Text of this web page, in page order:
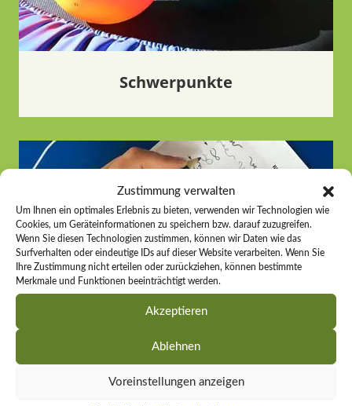
Zustimmung verwalten
Um Ihnen ein optimales Erlebnis zu bieten, verwenden wir Technologien wie
Cookies, um Geräteinformationen zu speichern bzw. darauf zuzugreifen.
Wenn Sie diesen Technologien zustimmen, können wir Daten wie das
Surfverhalten oder eindeutige IDs auf dieser Website verarbeiten. Wenn Sie
Ihre Zustimmung nicht erteilen oder zurückziehen, können bestimmte
Merkmale und Funktionen beeinträchtigt werden.
Akzeptieren
Ablehnen
Voreinstellungen anzeigen
Schwerpunkte
Linkshänder